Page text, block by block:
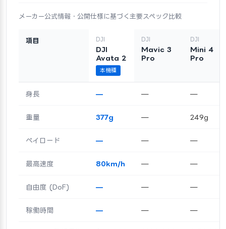
メーカー公式情報・公開仕様に基づく主要スペック比較
項目 DJI
DJI
Avata 2
本機種
DJI
Mavic 3
Pro
DJI
Mini 4
Pro
身長 — — —
重量 377g — 249g
ペイロード — — —
最高速度 80km/h — —
自由度 (DoF) — — —
稼働時間 — — —